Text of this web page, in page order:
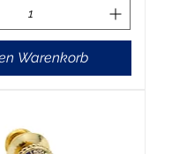
Warenkorb